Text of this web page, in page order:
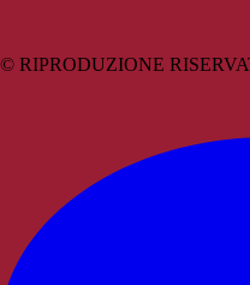
© RIPRODUZIONE